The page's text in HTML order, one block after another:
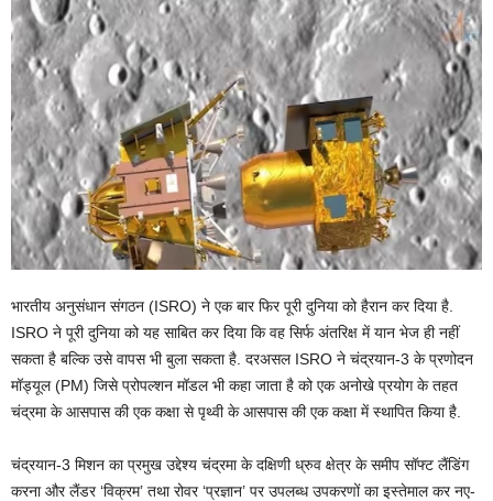
भारतीय अनुसंधान संगठन (ISRO) ने एक बार फिर पूरी दुनिया को हैरान कर दिया है.
ISRO ने पूरी दुनिया को यह साबित कर दिया कि वह सिर्फ अंतरिक्ष में यान भेज ही नहीं
सकता है बल्कि उसे वापस भी बुला सकता है. दरअसल ISRO ने चंद्रयान-3 के प्रणोदन
मॉड्यूल (PM) जिसे प्रोपल्शन मॉडल भी कहा जाता है को एक अनोखे प्रयोग के तहत
चंद्रमा के आसपास की एक कक्षा से पृथ्वी के आसपास की एक कक्षा में स्थापित किया है.
चंद्रयान-3 मिशन का प्रमुख उद्देश्य चंद्रमा के दक्षिणी ध्रुव क्षेत्र के समीप सॉफ्ट लैंडिंग
करना और लैंडर ‘विक्रम’ तथा रोवर ‘प्रज्ञान’ पर उपलब्ध उपकरणों का इस्तेमाल कर नए-